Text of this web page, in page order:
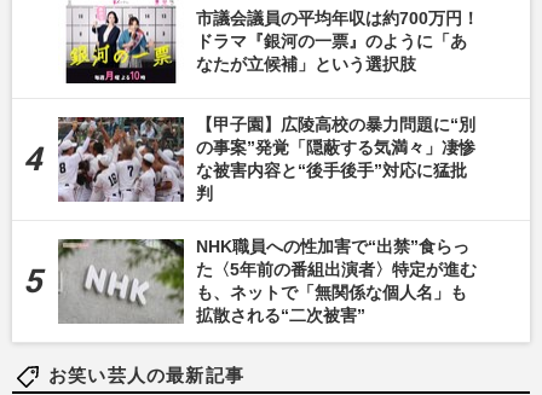
市議会議員の平均年収は約700万円！
ドラマ『銀河の一票』のように「あ
なたが立候補」という選択肢
【甲子園】広陵高校の暴力問題に“別
の事案”発覚「隠蔽する気満々」凄惨
な被害内容と“後手後手”対応に猛批
判
NHK職員への性加害で“出禁”食らっ
た〈5年前の番組出演者〉特定が進む
も、ネットで「無関係な個人名」も
拡散される“二次被害”
お笑い芸人の最新記事